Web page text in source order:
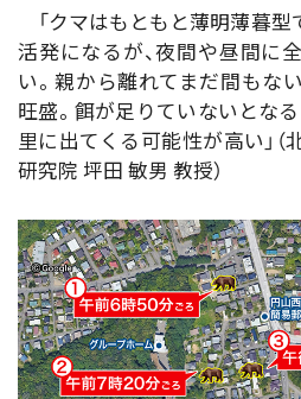
「クマはもともと薄明薄暮型
活発になるが、夜間や昼間に
い。親から離れてまだ間もな
旺盛。餌が足りていないとな
里に出てくる可能性が高い」
研究院 坪田 敏男 教授）